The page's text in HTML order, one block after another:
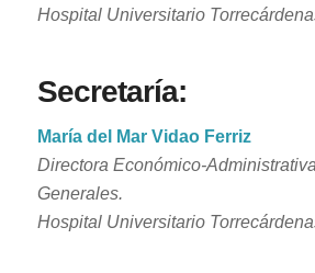
Hospital Universitario
Secretaría:
María del Mar Vidao Ferriz
Directora Económico-
Generales.
Hospital Universitario
Empresas patrocinadoras